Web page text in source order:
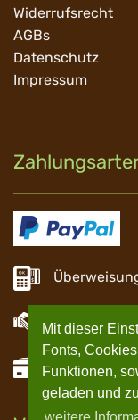
Mit dieser
Fonts,
Funktionen,
geladen und
Widerrufsrecht
AGBs
Datenschutz
Impressum
EC Zahlung